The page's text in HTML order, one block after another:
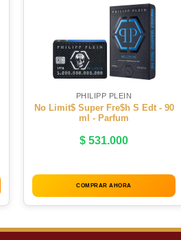
PHILIPP PLEIN
No Limit$ Super Fre$h S Edt - 90
ml - Parfum
$ 531.000
COMPRAR AHORA